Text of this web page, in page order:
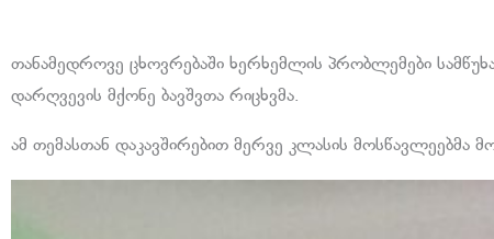
თანამედროვე ცხოვრებაში ხერხემლის პრობლემები
დარღვევის მქონე ბავშვთა რიცხვმა.
ამ თემასთან დაკავშირებით მერვე კლასის მოსწავლეებმა